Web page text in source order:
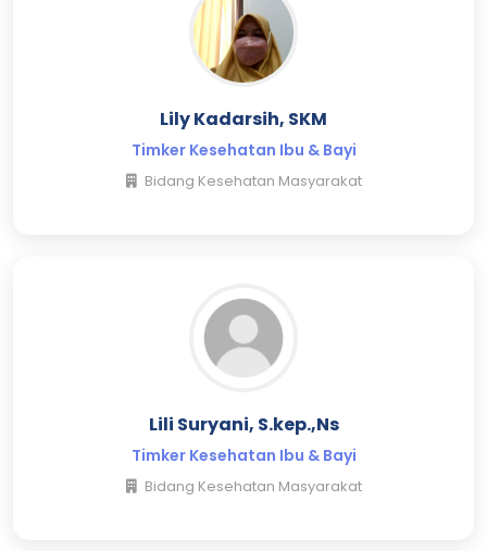
Lily Kadarsih, SKM
Timker Kesehatan Ibu & Bayi
Bidang Kesehatan Masyarakat
Lili Suryani, S.kep.,Ns
Timker Kesehatan Ibu & Bayi
Bidang Kesehatan Masyarakat